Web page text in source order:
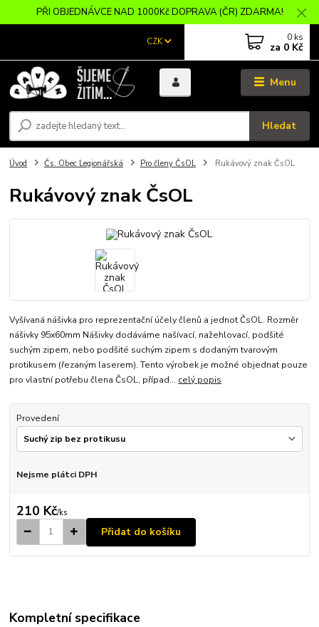
PŘI OBJEDNÁVCE NAD 1000Kč DOPRAVA (ČR) ZDARMA!
Menu
CZK
Hledat
0 ks
za 0 Kč
Úvod Čs. Obec Legionářská Pro členy ČsOL Rukávový znak ČsOL
Rukávový znak ČsOL
Vyšívaná nášivka pro reprezentační účely členů a jednot ČsOL. Rozměr
nášivky 95x60mm Nášivky dodáváme našívací, nažehlovací, podšité
suchým zipem, nebo podšité suchým zipem s dodaným tvarovým
protikusem (řezaným laserem). Tento výrobek je možné objednat pouze
pro vlastní potřebu člena ČsOL, případ... celý popis
Provedení
Nejsme plátci DPH
210 Kč/ks
Přidat do košíku
Kompletní specifikace